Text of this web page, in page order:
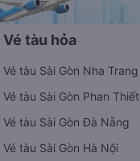
Vé tàu hỏa
Vé tàu Sài Gòn Nha Trang
Vé tàu Sài Gòn Phan Thiết
Vé tàu Sài Gòn Đà Nẵng
Vé tàu Sài Gòn Hà Nội